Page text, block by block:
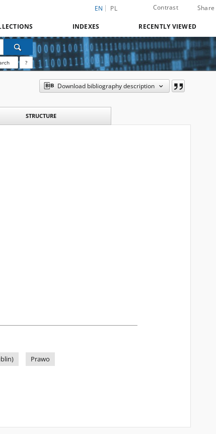
EN PL Contrast Share
INDEXES RECENTLY VIEWED
?
Download bibliography description
STRUCTURE
Prawo